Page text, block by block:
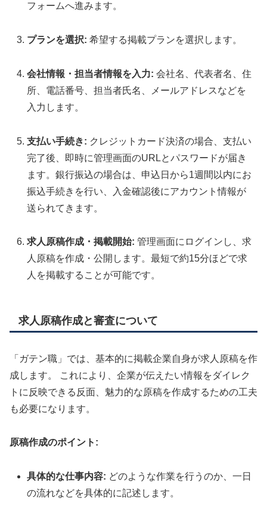
フォームへ進みます。
プランを選択: 希望する掲載プランを選択します。
会社情報・担当者情報を入力: 会社名、代表者名、住
所、電話番号、担当者氏名、メールアドレスなどを
入力します。
支払い手続き: クレジットカード決済の場合、支払い
完了後、即時に管理画面のURLとパスワードが届き
ます。銀行振込の場合は、申込日から1週間以内にお
振込手続きを行い、入金確認後にアカウント情報が
送られてきます。
求人原稿作成・掲載開始: 管理画面にログインし、求
人原稿を作成・公開します。最短で約15分ほどで求
人を掲載することが可能です。
求人原稿作成と審査について
「ガテン職」では、基本的に掲載企業自身が求人原稿を作
成します。
これにより、企業が伝えたい情報をダイレク
トに反映できる反面、魅力的な原稿を作成するための工夫
も必要になります。
原稿作成のポイント:
具体的な仕事内容: どのような作業を行うのか、一日
の流れなどを具体的に記述します。